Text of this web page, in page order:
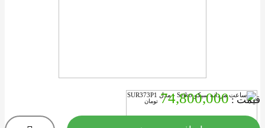
:
74,800,000 تومان